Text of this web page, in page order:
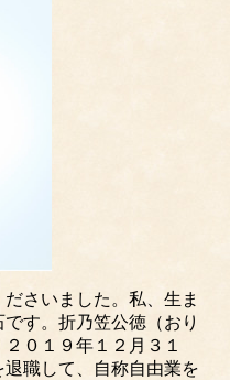
さいました。私、生ま
す。折乃笠公徳（おり
０１９年１２月３１
職して、自称自由業を